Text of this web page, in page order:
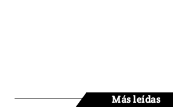
Más leídas